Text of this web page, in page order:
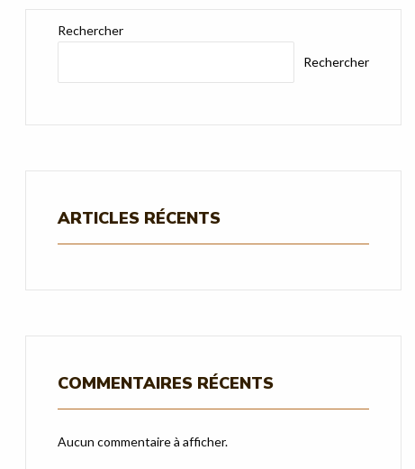
Rechercher
Rechercher
ARTICLES RÉCENTS
COMMENTAIRES RÉCENTS
Aucun commentaire à afficher.